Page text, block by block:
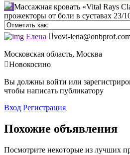
Массажная кровать «Vital Rays
прожекторы от боли в суставах 23/
Елена vovi-
Московская область, Москва
Новокосино
Вы должны войти или
чтобы написать публикатору
Вход Регистрация
Похожие объявления
Посмотрите некоторые из лучших